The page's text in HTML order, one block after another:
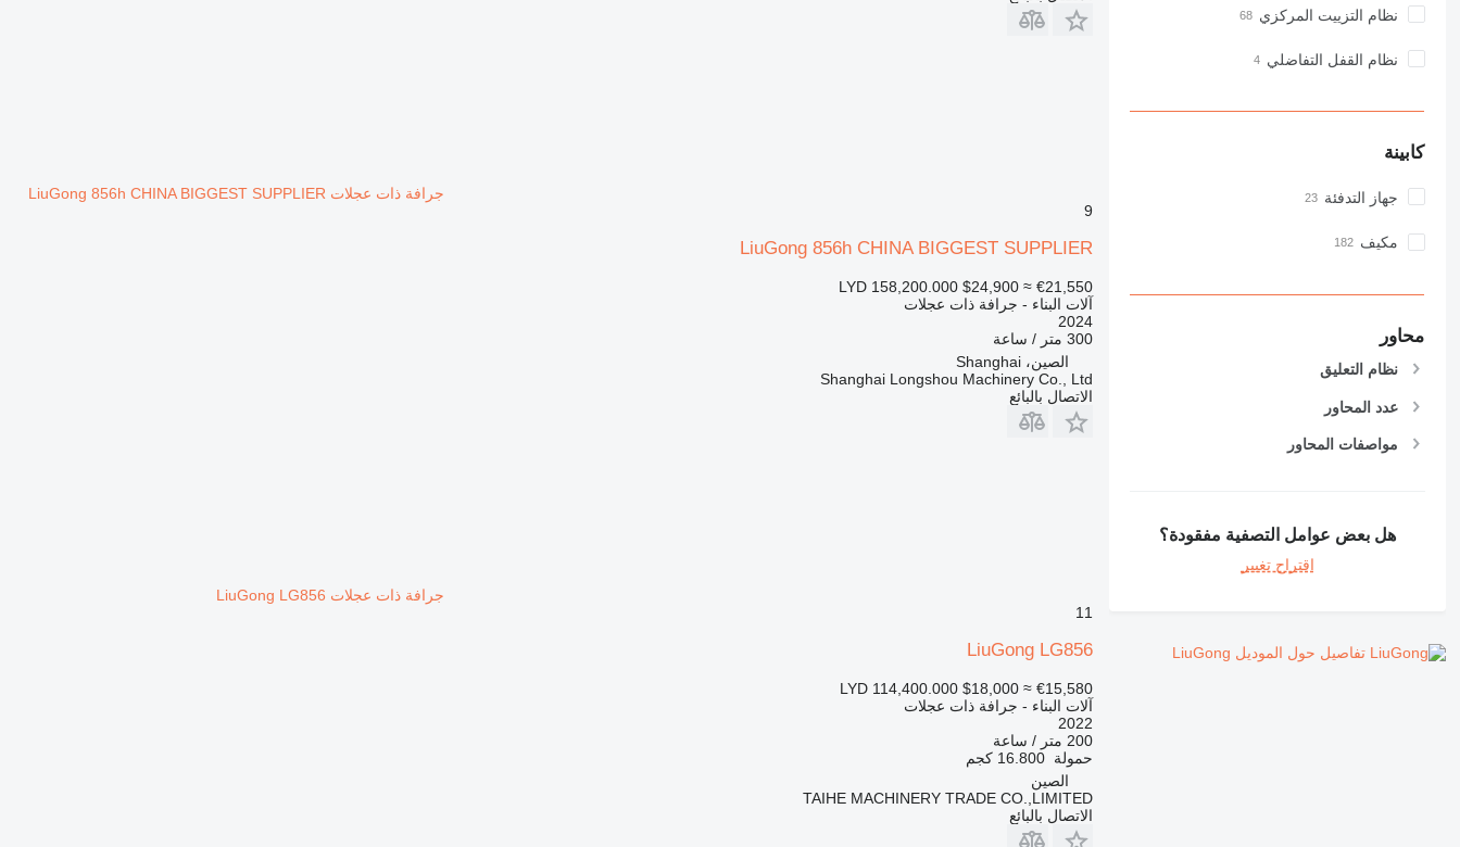
PM
نظام التزييت المركزي
نظام القفل التفاضلي
كابينة
جهاز التدفئة
مكيف
محاور
نظام التعليق
عدد المحاور
مواصفات المحاور
هل بعض عوامل التصفية مفقودة؟
اقتراح تغيير
تفاصيل حول الموديل LiuGong
جرافة ذات عجلات LiuGong 856h CHINA BIGGEST SUPPLIER
9
LiuGong 856h CHINA BIGGEST SUPPLIER
LYD 158,200.000 $24,900 ≈ €21,550
آلات البناء - جرافة ذات عجلات
2024
300 متر / ساعة
الصين، Shanghai
Shanghai Longshou Machinery Co., Ltd
الاتصال بالبائع
جرافة ذات عجلات LiuGong LG856
11
LiuGong LG856
LYD 114,400.000 $18,000 ≈ €15,580
آلات البناء - جرافة ذات عجلات
2022
200 متر / ساعة
حمولة 16.800 كجم
الصين
TAIHE MACHINERY TRADE CO.,LIMITED
الاتصال بالبائع